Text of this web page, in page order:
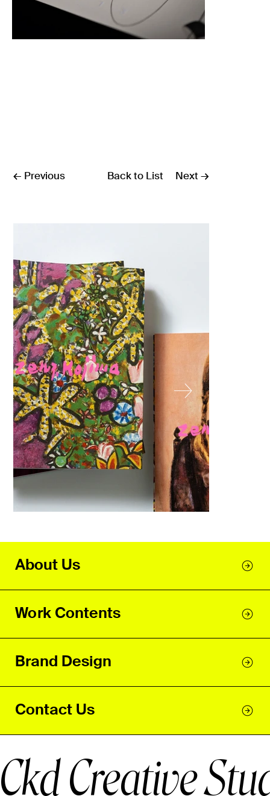
← Previous Next →
Back to List
Fukuoka Prefectural Museum of Art
About Us
Work Contents
Brand Design
Contact Us
Ckd Creative